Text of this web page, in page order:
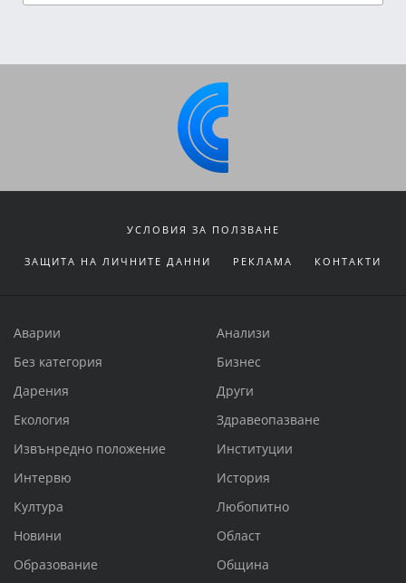
УСЛОВИЯ ЗА ПОЛЗВАНЕ
ЗАЩИТА НА ЛИЧНИТЕ ДАННИ РЕКЛАМА КОНТАКТИ
Аварии
Анализи
Без категория
Бизнес
Дарения
Други
Екология
Здравеопазване
Извънредно положение
Институции
Интервю
История
Култура
Любопитно
Новини
Област
Образование
Община